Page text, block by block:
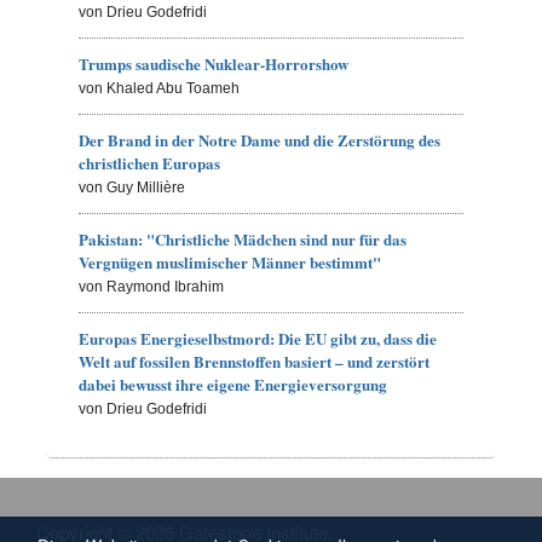
von Drieu Godefridi
Trumps saudische Nuklear-Horrorshow
von Khaled Abu Toameh
Der Brand in der Notre Dame und die Zerstörung des
christlichen Europas
von Guy Millière
Pakistan: "Christliche Mädchen sind nur für das
Vergnügen muslimischer Männer bestimmt"
von Raymond Ibrahim
Europas Energieselbstmord: Die EU gibt zu, dass die
Welt auf fossilen Brennstoffen basiert – und zerstört
dabei bewusst ihre eigene Energieversorgung
von Drieu Godefridi